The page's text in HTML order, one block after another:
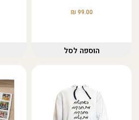
99.00
₪
הוספה לסל